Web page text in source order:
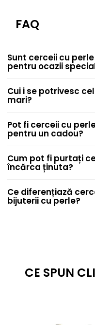
FAQ
Sunt cerceii cu
pentru ocazii
Cui i se potrivesc
mari?
Pot fi cerceii cu
pentru un cadou?
Cum pot fi purtați
încărca ținuta?
Ce diferențiază
bijuterii cu perle?
CE SPUN